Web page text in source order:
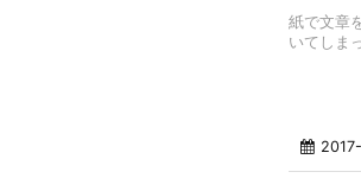
紙で文章
いてしま